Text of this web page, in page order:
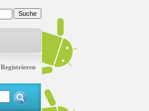
Registrieren